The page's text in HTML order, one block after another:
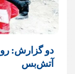
دو گزارش:
آتش‌بس